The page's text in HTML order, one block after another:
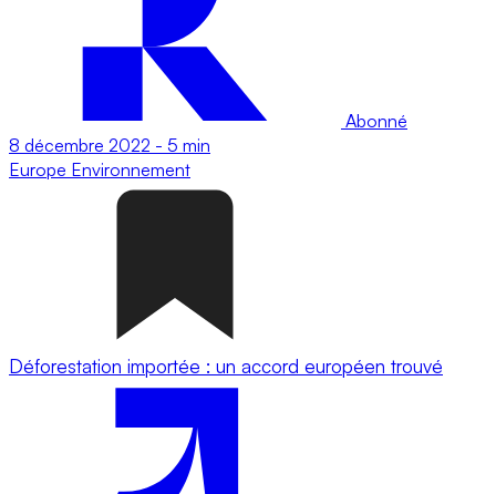
Abonné
8 décembre 2022 - 5 min
Europe Environnement
Déforestation importée : un accord européen trouvé